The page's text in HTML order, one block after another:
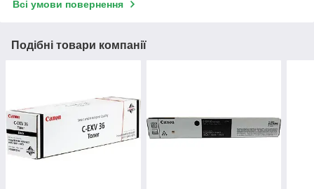
Всі умови повернення
Подібні товари компанії